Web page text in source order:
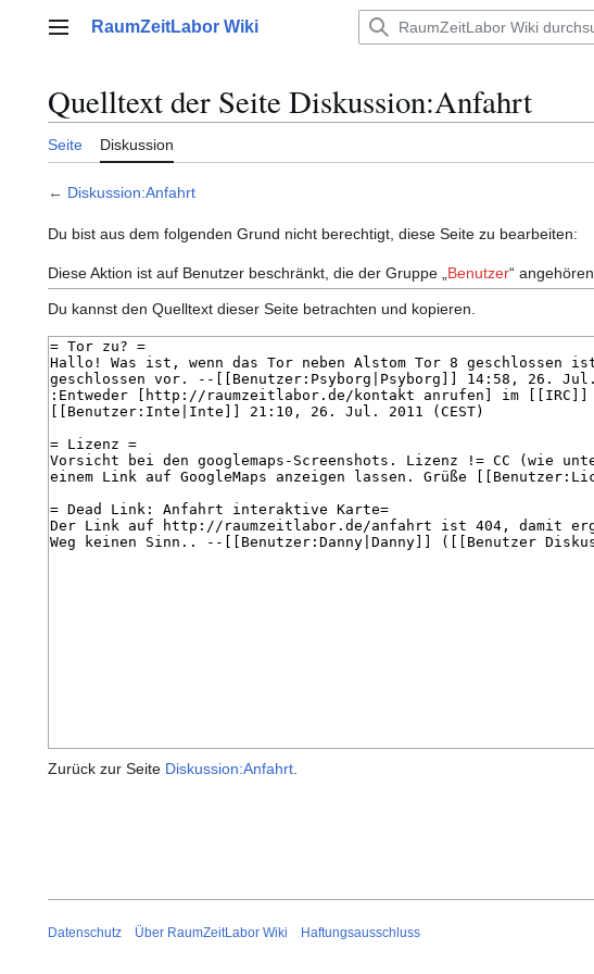
Hauptmenü
RaumZeitLabor Wiki
Quelltext der Seite Diskussion:Anfahrt
Seite Diskussion
← Diskussion:Anfahrt
Du bist aus dem folgenden Grund nicht berechtigt, diese Seite zu bearbeiten:
Diese Aktion ist auf Benutzer beschränkt, die der Gruppe „ Benutzer“ angehören.
Du kannst den Quelltext dieser Seite betrachten und kopieren.
Zurück zur Seite Diskussion:Anfahrt
Datenschutz Über RaumZeitLabor Wiki Haftungsausschluss